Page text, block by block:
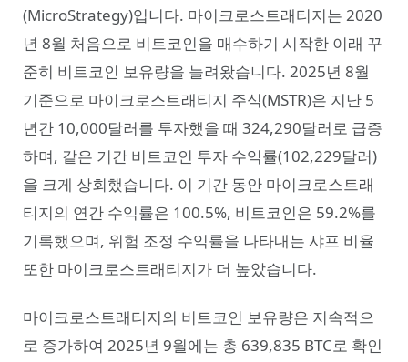
(MicroStrategy)입니다. 마이크로스트래티지는 2020
년 8월 처음으로 비트코인을 매수하기 시작한 이래 꾸
준히 비트코인 보유량을 늘려왔습니다. 2025년 8월
기준으로 마이크로스트래티지 주식(MSTR)은 지난 5
년간 10,000달러를 투자했을 때 324,290달러로 급증
하며, 같은 기간 비트코인 투자 수익률(102,229달러)
을 크게 상회했습니다. 이 기간 동안 마이크로스트래
티지의 연간 수익률은 100.5%, 비트코인은 59.2%를
기록했으며, 위험 조정 수익률을 나타내는 샤프 비율
또한 마이크로스트래티지가 더 높았습니다.
마이크로스트래티지의 비트코인 보유량은 지속적으
로 증가하여 2025년 9월에는 총 639,835 BTC로 확인